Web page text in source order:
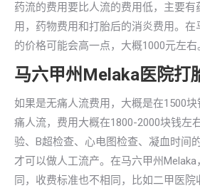
药流的费用要比人流的费用低，主要有
用，药物费用和打胎后的消炎费用。在
的价格可能会高一点，大概1000元左右
马六甲州Melaka医院打
如果是无痛人流费用，大概是在1500
痛人流，费用大概在1800-2000块钱左
验、B超检查、心电图检查、凝血时间
才可以做人工流产。在马六甲州
同，收费标准也不相同，比如二甲医